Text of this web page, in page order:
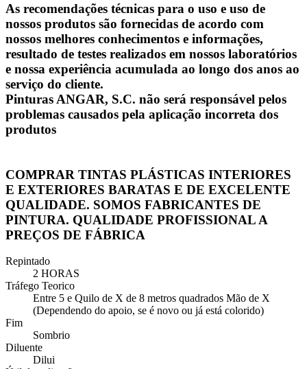
As recomendações técnicas para o uso e uso de
nossos produtos são fornecidas de acordo com
nossos melhores conhecimentos e informações,
resultado de testes realizados em nossos laboratórios
e nossa experiência acumulada ao longo dos anos ao
serviço do cliente.
Pinturas ANGAR, S.C. não será responsável pelos
problemas causados ​​pela aplicação incorreta dos
produtos
COMPRAR TINTAS PLÁSTICAS INTERIORES
E EXTERIORES BARATAS E DE EXCELENTE
QUALIDADE. SOMOS FABRICANTES DE
PINTURA. QUALIDADE PROFISSIONAL A
PREÇOS DE FÁBRICA
Repintado
2 HORAS
Tráfego Teorico
Entre 5 e Quilo de X de 8 metros quadrados Mão de X
(Dependendo do apoio, se é novo ou já está colorido)
Fim
Sombrio
Diluente
Dilui